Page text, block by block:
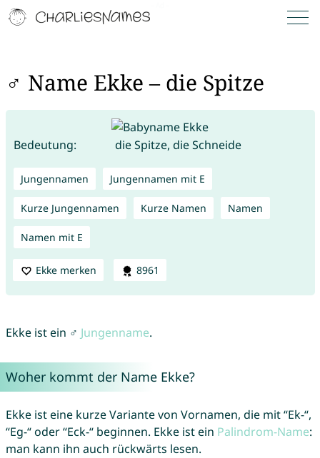
♂ Name Ekke – die Spitze
Bedeutung: die Spitze, die Schneide
Jungennamen Jungennamen mit E
Kurze Jungennamen Kurze Namen Namen
Namen mit E
Ekke merken 8961
Ekke ist ein ♂ Jungenname.
Woher kommt der Name Ekke?
Ekke ist eine kurze Variante von Vornamen, die mit “Ek-“,
“Eg-“ oder “Eck-“ beginnen. Ekke ist ein Palindrom-Name:
man kann ihn auch rückwärts lesen.